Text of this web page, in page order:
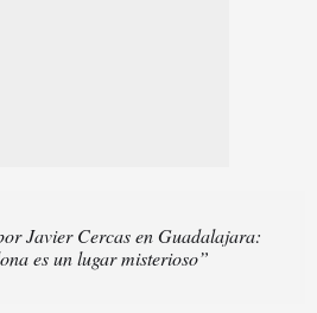
Javier Cercas en Guadalajara:
es un lugar misterioso”